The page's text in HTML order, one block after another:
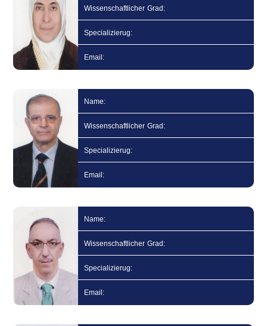
Wissenschaftlicher Grad:
Specializierug:
Email:
Name:
Wissenschaftlicher Grad:
Specializierug:
Email:
Name:
Wissenschaftlicher Grad:
Specializierug:
Email: